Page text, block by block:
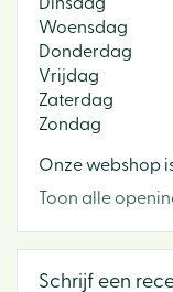
Woensdag
Donderdag
Vrijdag
Zaterdag
Zondag
Onze webshop
Toon alle
Schrijf een